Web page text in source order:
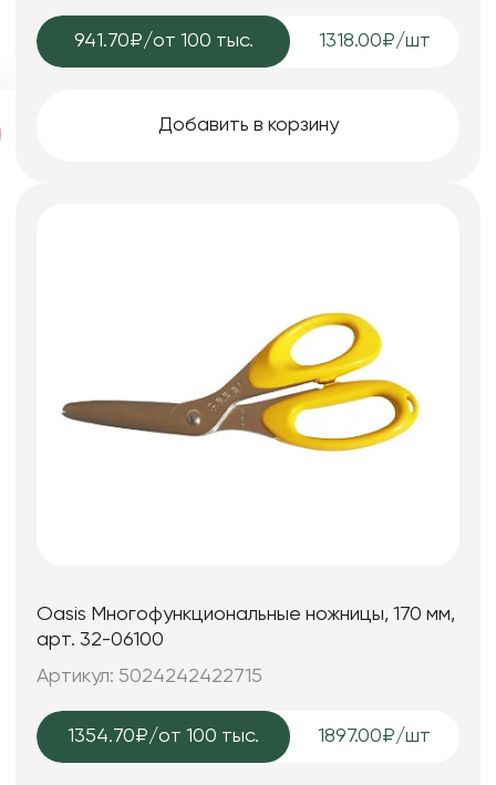
941.70₽/от 100 тыс. 1318.00₽/шт
Добавить в корзину
Oasis Многофункциональные ножницы, 170 мм,
арт. 32-06100
Артикул: 5024242422715
1354.70₽/от 100 тыс. 1897.00₽/шт